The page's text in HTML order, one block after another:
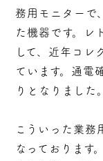
務用モニターで
た機器です。レ
して、近年コレ
ています。通電
りとなりました。
こういった業務
なっております